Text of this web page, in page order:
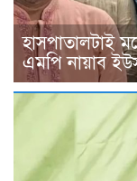
হাসপাতালটাই
এমপি নায়াব